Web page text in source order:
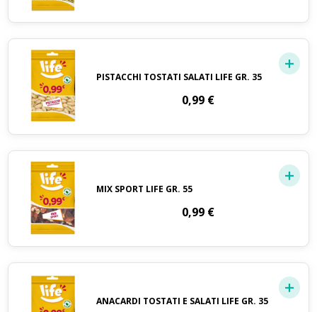
PISTACCHI TOSTATI SALATI LIFE GR. 35
0,99 €
MIX SPORT LIFE GR. 55
0,99 €
ANACARDI TOSTATI E SALATI LIFE GR. 35